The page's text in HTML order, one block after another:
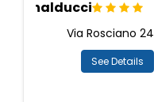
Rinalducci
Via Rosciano 24
See Details